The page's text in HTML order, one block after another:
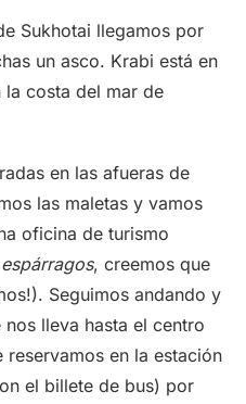
Sukhotai llegamos por
un asco. Krabi está en
la costa del mar de
en las afueras de
las maletas y vamos
oficina de turismo
, creemos que
Seguimos andando y
lleva hasta el centro
en la estación
el billete de bus) por